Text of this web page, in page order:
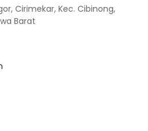
Cirimekar, Kec. Cibinong,
Barat